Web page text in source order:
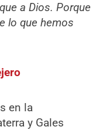
a Dios. Porque
lo que hemos
en la
y Gales